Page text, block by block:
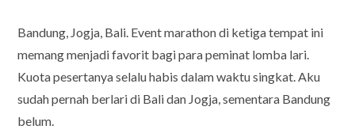
Bandung, Jogja, Bali. Event marathon di ketiga tempat ini
memang menjadi favorit bagi para peminat lomba lari.
Kuota pesertanya selalu habis dalam waktu singkat. Aku
sudah pernah berlari di Bali dan Jogja, sementara Bandung
belum.